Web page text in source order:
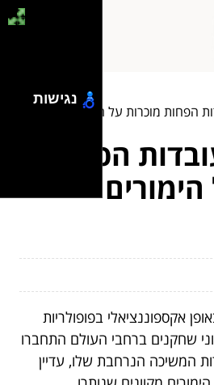
הפחות מוכרות על הימורים מקוונים
הפחות
אקספוננציאלי בפופולריות
שחקנים ברחבי העולם התחברו
המשיכה הנרחבת שלו, עדיין
נגישות